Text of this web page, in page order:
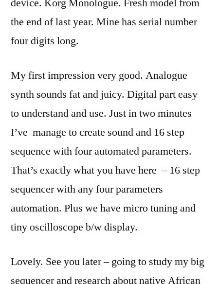
device. Korg Monologue. Fresh model from
the end of last year. Mine has serial number
four digits long.
My first impression very good. Analogue
synth sounds fat and juicy. Digital part easy
to understand and use. Just in two minutes
I’ve manage to create sound and 16 step
sequence with four automated parameters.
That’s exactly what you have here – 16 step
sequencer with any four parameters
automation. Plus we have micro tuning and
tiny oscilloscope b/w display.
Lovely. See you later – going to study my big
sequencer and research about native African